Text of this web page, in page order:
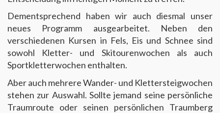
Dementsprechend haben wir auch diesmal unser
neues Programm ausgearbeitet. Neben den
verschiedenen Kursen in Fels, Eis und Schnee sind
sowohl Kletter- und Skitourenwochen als auch
Sportkletterwochen enthalten.
Aber auch mehrere Wander- und Klettersteigwochen
stehen zur Auswahl. Sollte jemand seine persönliche
Traumroute oder seinen persönlichen Traumberg